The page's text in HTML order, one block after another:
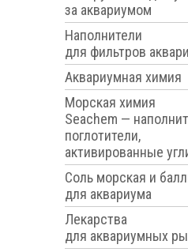
за аквариумом
Наполнители
для фильтров
Аквариумная химия
Морская химия
Seachem —
поглотители,
активированные
Соль морская и
для аквариума
Лекарства
для аквариумных